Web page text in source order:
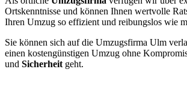
Ortskenntnisse und können Ihnen wertvolle
Ihren Umzug so effizient und reibungslos wie
Sie können sich auf die Umzugsfirma Ulm
einen kostengünstigen Umzug ohne
und Sicherheit geht.